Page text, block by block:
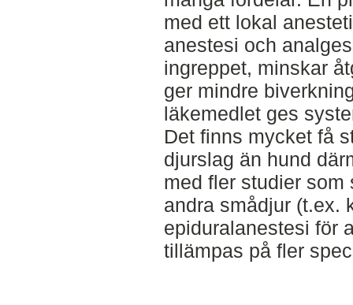
med ett lokal
anestesi och
ingreppet, minskar
ger mindre
läkemedlet ges
Det finns mycket få
djurslag än hund
med fler studier
andra smådjur (t.ex.
epiduralanestesi för
tillämpas på fler